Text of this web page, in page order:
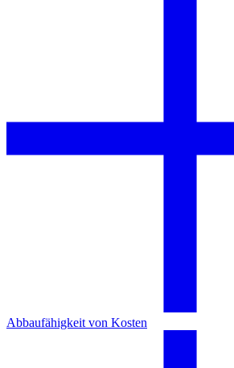
Abbaufähigkeit von Kosten